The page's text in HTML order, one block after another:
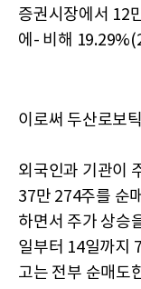
증권시장에서 12
에- 비해
이로써 두산로보
외국인과 기관이
37만 274주를 순
하면서 주가 상승
일부터 14일까지
고는 전부 순매도